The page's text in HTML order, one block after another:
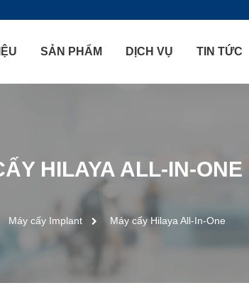
SẢN PHẨM DỊCH VỤ TIN TỨC
HILAYA ALL-IN-ONE
Máy cấy Implant Máy cấy Hilaya All-In-One